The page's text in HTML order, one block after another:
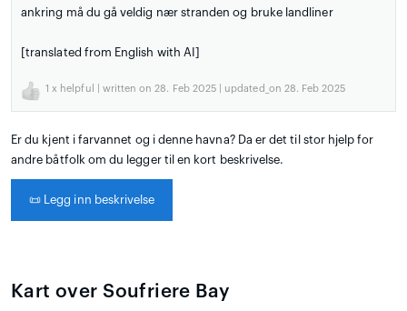
ankring må du gå veldig nær stranden og bruke landliner
[translated from English with AI]
1 x helpful | written on 28. Feb 2025 | updated_on 28. Feb 2025
Er du kjent i farvannet og i denne havna? Da er det til stor hjelp for
andre båtfolk om du legger til en kort beskrivelse.
📜 Legg inn beskrivelse
Kart over Soufriere Bay